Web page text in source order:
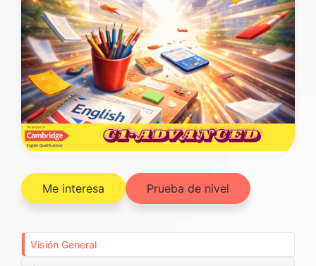
Me interesa Prueba de nivel
Visión General